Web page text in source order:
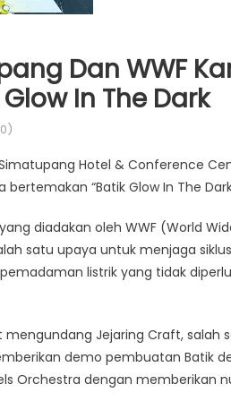
Dan WWF
In The Dark
Hotel & Conference
“Batik Glow In The
diadakan oleh WWF (World
satu upaya untuk menjaga
listrik yang tidak
Jejaring Craft, salah
demo pembuatan Batik
Orchestra dengan memberikan